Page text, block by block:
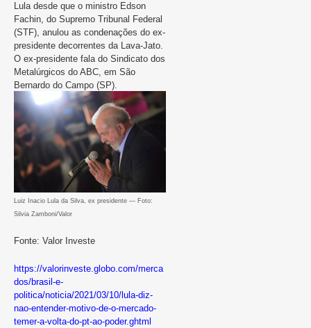
Lula desde que o ministro Edson
Fachin, do Supremo Tribunal Federal
(STF), anulou as condenações do ex-
presidente decorrentes da Lava-Jato.
O ex-presidente fala do Sindicato dos
Metalúrgicos do ABC, em São
Bernardo do Campo (SP).
Luiz Inacio Lula da Silva, ex presidente — Foto:
Silvia Zamboni/Valor
Fonte: Valor Investe
https://valorinveste.globo.com/merca
dos/brasil-e-
politica/noticia/2021/03/10/lula-diz-
nao-entender-motivo-de-o-mercado-
temer-a-volta-do-pt-ao-poder.ghtml